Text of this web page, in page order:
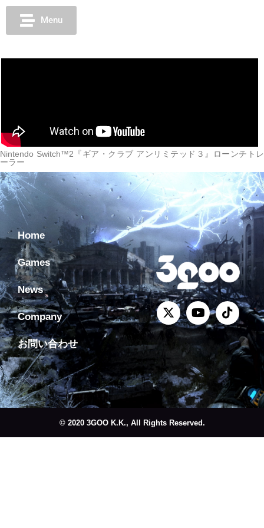
Menu
Nintendo Switch™2『ギア・クラブ アンリミテッド３』ローンチトレ
ーラー
Home
Games
News
Company
お問い合わせ
© 2020 3GOO K.K., All Rights Reserved.